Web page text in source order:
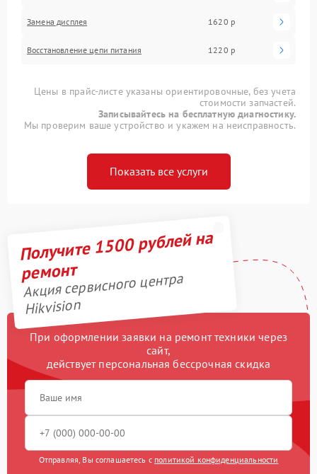
Замена дисплея 1620 р
Восстановление цепи питания 1220 р
Цены в прайс-листе указаны ориентировочные, без учета
стоимости запчастей.
Записывайтесь на бесплатную диагностику.
Мы проверим ваше устройство и укажем на неисправность.
Показать все услуги
Получите 1500 рублей на
ремонт
Акция сервисного центра
Hikvision
При оформлении заявки на ремонт техники через
сайт,
действует персональная бессрочная скидка
Отправляя, Вы соглашаетесь с политикой конфиденциальности